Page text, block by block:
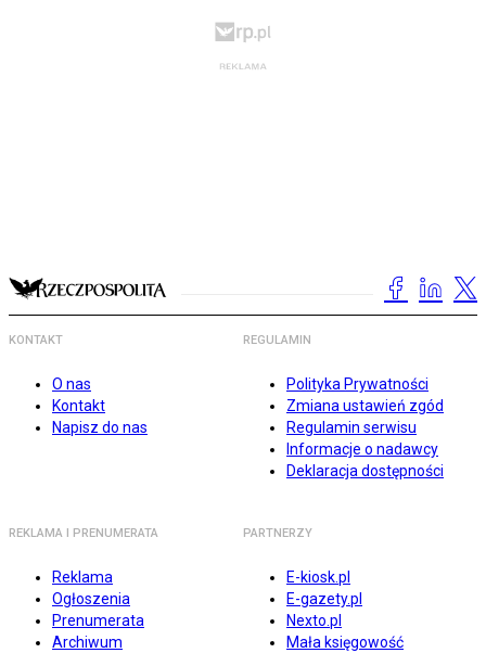
KONTAKT
O nas
Kontakt
Napisz do nas
REGULAMIN
Polityka Prywatności
Zmiana ustawień zgód
Regulamin serwisu
Informacje o nadawcy
Deklaracja dostępności
REKLAMA I PRENUMERATA
Reklama
Ogłoszenia
Prenumerata
Archiwum
PARTNERZY
E-kiosk.pl
E-gazety.pl
Nexto.pl
Mała księgowość